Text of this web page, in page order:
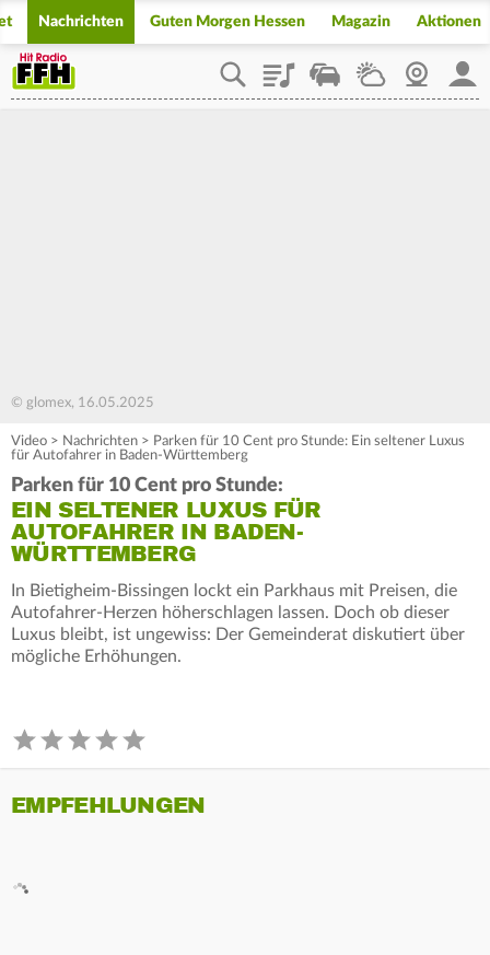
Nachrichten Guten Morgen Hessen Magazin Aktionen
PlaylistStaupilotWetterWebcam
© glomex, 16.05.2025
Video > Nachrichten > Parken für 10 Cent pro Stunde: Ein seltener Luxus
für Autofahrer in Baden-Württemberg
Parken für 10 Cent pro Stunde:
EIN SELTENER LUXUS FÜR
AUTOFAHRER IN BADEN-
WÜRTTEMBERG
In Bietigheim-Bissingen lockt ein Parkhaus mit Preisen, die
Autofahrer-Herzen höherschlagen lassen. Doch ob dieser
Luxus bleibt, ist ungewiss: Der Gemeinderat diskutiert über
mögliche Erhöhungen.
EMPFEHLUNGEN